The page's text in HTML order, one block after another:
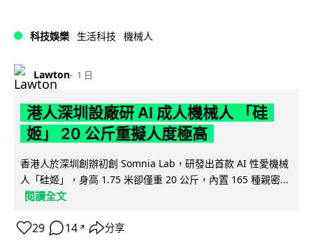
科技娛樂 生活科技 機械人
Lawton 1 日
港人深圳設廠研 AI 成人機械人 「硅
姬」 20 公斤重擬人度極高
香港人於深圳創辦初創 Somnia Lab，研發出首款 AI 性愛機械
人「硅姬」，身高 1.75 米卻僅重 20 公斤，內置 165 種親密...
閱讀全文
29 14 ↗ 分享